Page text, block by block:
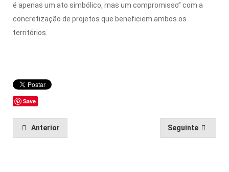
é apenas um ato simbólico, mas um compromisso” com a
concretização de projetos que beneficiem ambos os
territórios.
Save
Anterior Seguinte